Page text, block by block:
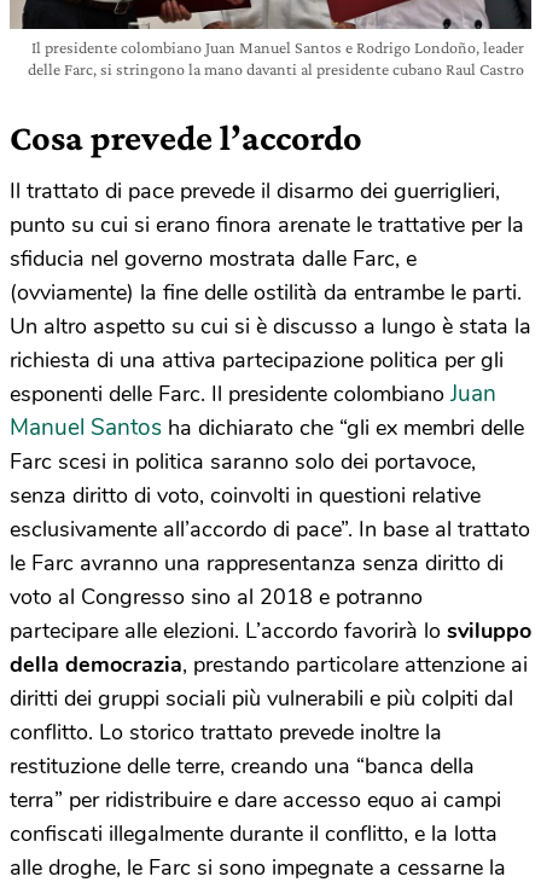
Il presidente colombiano Juan Manuel Santos e Rodrigo Londoño, leader
delle Farc, si stringono la mano davanti al presidente cubano Raul Castro
Cosa prevede l’accordo
Il trattato di pace prevede il disarmo dei guerriglieri,
punto su cui si erano finora arenate le trattative per la
sfiducia nel governo mostrata dalle Farc, e
(ovviamente) la fine delle ostilità da entrambe le parti.
Un altro aspetto su cui si è discusso a lungo è stata la
richiesta di una attiva partecipazione politica per gli
esponenti delle Farc. Il presidente colombianoJuan
Manuel Santos ha dichiarato che “gli ex membri delle
Farc scesi in politica saranno solo dei portavoce,
senza diritto di voto, coinvolti in questioni relative
esclusivamente all’accordo di pace”. In base al trattato
le Farc avranno una rappresentanza senza diritto di
voto al Congresso sino al 2018 e potranno
partecipare alle elezioni. L’accordo favorirà lo sviluppo
della democrazia, prestando particolare attenzione ai
diritti dei gruppi sociali più vulnerabili e più colpiti dal
conflitto. Lo storico trattato prevede inoltre la
restituzione delle terre, creando una “banca della
terra” per ridistribuire e dare accesso equo ai campi
confiscati illegalmente durante il conflitto, e la lotta
alle droghe, le Farc si sono impegnate a cessarne la